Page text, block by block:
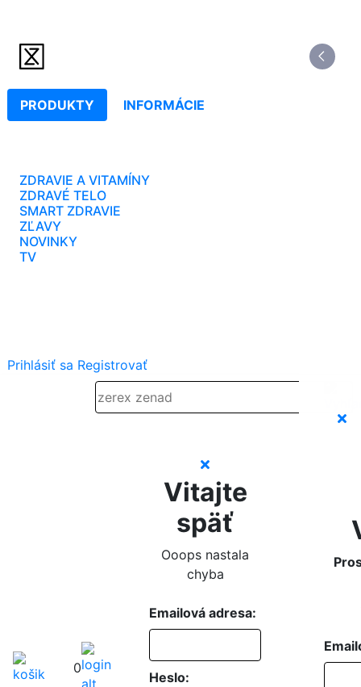
PRODUKTY INFORMÁCIE
ZDRAVIE A VITAMÍNY
ZDRAVÉ TELO
SMART ZDRAVIE
ZĽAVY
NOVINKY
TV
Prihlásiť sa Registrovať
0
Vitajte
späť
Ooops nastala
chyba
Emailová adresa:
Heslo: